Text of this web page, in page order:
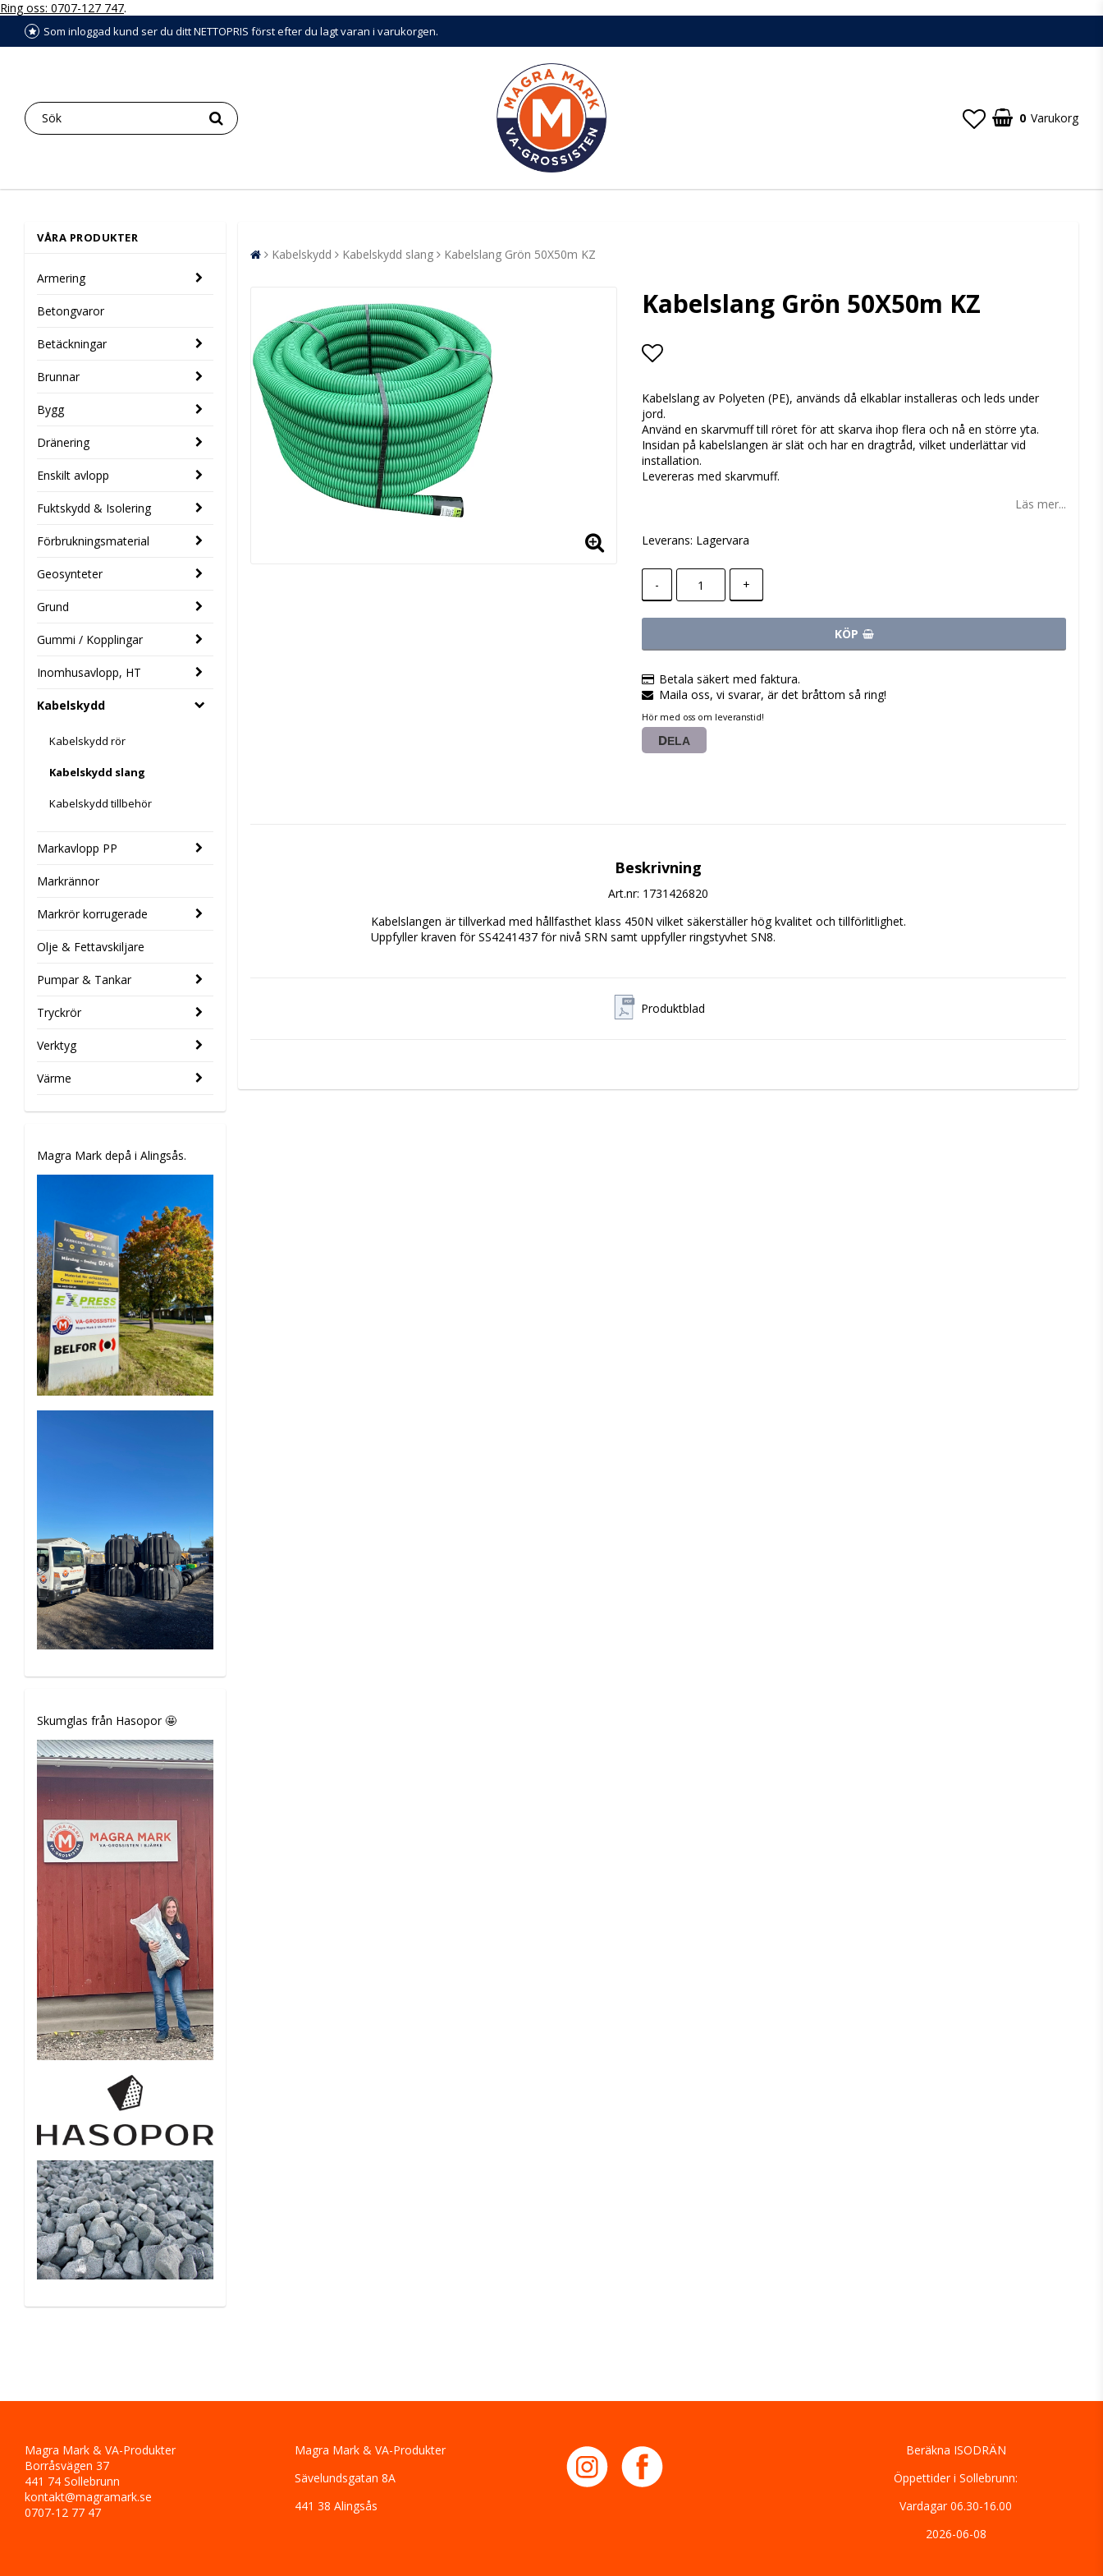
Ring oss: 0707-127 747.
Som inloggad kund ser du ditt NETTOPRIS först efter du lagt varan i varukorgen.
0 Varukorg
VÅRA PRODUKTER
Armering
Betongvaror
Betäckningar
Brunnar
Bygg
Dränering
Enskilt avlopp
Fuktskydd & Isolering
Förbrukningsmaterial
Geosynteter
Grund
Gummi / Kopplingar
Inomhusavlopp, HT
Kabelskydd
Kabelskydd rör
Kabelskydd slang
Kabelskydd tillbehör
Markavlopp PP
Markrännor
Markrör korrugerade
Olje & Fettavskiljare
Pumpar & Tankar
Tryckrör
Verktyg
Värme
Magra Mark depå i Alingsås.
Skumglas från Hasopor 🤩
Kabelskydd Kabelskydd slang Kabelslang Grön 50X50m KZ
Kabelslang Grön 50X50m KZ
Lägg till i favoritlistan
Kabelslang av Polyeten (PE), används då elkablar installeras och leds under
jord.
Använd en skarvmuff till röret för att skarva ihop flera och nå en större yta.
Insidan på kabelslangen är slät och har en dragtråd, vilket underlättar vid
installation.
Levereras med skarvmuff.
Läs mer...
Leverans: Lagervara
- +
KÖP
Betala säkert med faktura.
Maila oss, vi svarar, är det bråttom så ring!
Hör med oss om leveranstid!
DELA
Beskrivning
Art.nr: 1731426820
Kabelslangen är tillverkad med hållfasthet klass 450N vilket säkerställer hög kvalitet och tillförlitlighet.
Uppfyller kraven för SS4241437 för nivå SRN samt uppfyller ringstyvhet SN8.
Produktblad
Magra Mark & VA-Produkter
Borråsvägen 37
441 74 Sollebrunn
kontakt@magramark.se
0707-12 77 47
Magra Mark & VA-Produkter
Sävelundsgatan 8A
441 38 Alingsås
Beräkna ISODRÄN
Öppettider i Sollebrunn:
Vardagar 06.30-16.00
2026-06-08